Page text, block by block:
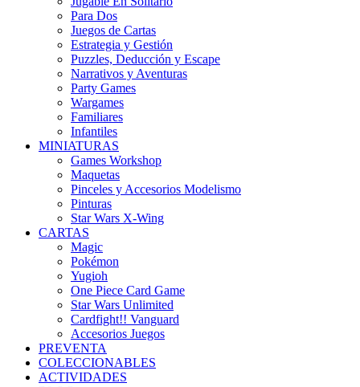
Para Dos
Juegos de Cartas
Estrategia y Gestión
Puzzles, Deducción y Escape
Narrativos y Aventuras
Party Games
Wargames
Familiares
Infantiles
MINIATURAS
Games Workshop
Maquetas
Pinceles y Accesorios Modelismo
Pinturas
Star Wars X-Wing
CARTAS
Magic
Pokémon
Yugioh
One Piece Card Game
Star Wars Unlimited
Cardfight!! Vanguard
Accesorios Juegos
PREVENTA
COLECCIONABLES
ACTIVIDADES